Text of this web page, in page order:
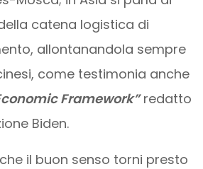
catena logistica di
allontanandola sempre
come testimonia anche
Framework” redatto
Biden.
il buon senso torni presto